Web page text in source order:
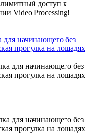
начинающего без
прогулка на лошадях